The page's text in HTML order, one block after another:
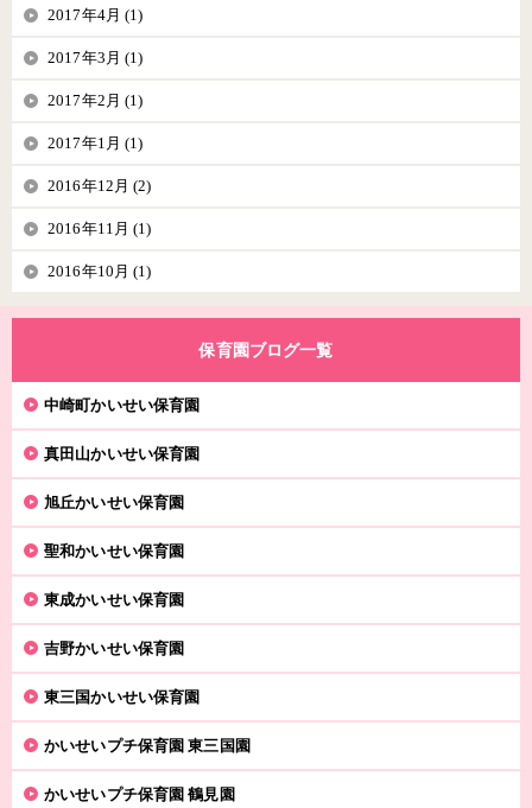
2017年4月 (1)
2017年3月 (1)
2017年2月 (1)
2017年1月 (1)
2016年12月 (2)
2016年11月 (1)
2016年10月 (1)
保育園ブログ一覧
中崎町かいせい保育園
真田山かいせい保育園
旭丘かいせい保育園
聖和かいせい保育園
東成かいせい保育園
吉野かいせい保育園
東三国かいせい保育園
かいせいプチ保育園 東三国園
かいせいプチ保育園 鶴見園